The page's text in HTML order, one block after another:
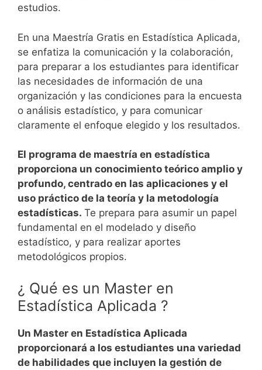
estudios.
En una Maestría Gratis en Estadística Aplicada,
se enfatiza la comunicación y la colaboración,
para preparar a los estudiantes para identificar
las necesidades de información de una
organización y las condiciones para la encuesta
o análisis estadístico, y para comunicar
claramente el enfoque elegido y los resultados.
El programa de maestría en estadística
proporciona un conocimiento teórico amplio y
profundo, centrado en las aplicaciones y el
uso práctico de la teoría y la metodología
estadísticas. Te prepara para asumir un papel
fundamental en el modelado y diseño
estadístico, y para realizar aportes
metodológicos propios.
¿ Qué es un Master en
Estadística Aplicada ?
Un Master en Estadística Aplicada
proporcionará a los estudiantes una variedad
de habilidades que incluyen la gestión de